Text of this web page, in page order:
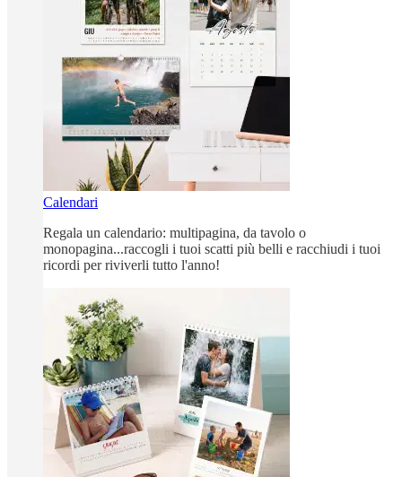
Calendari
Regala un calendario: multipagina, da tavolo o
monopagina...raccogli i tuoi scatti più belli e racchiudi i tuoi
ricordi per riviverli tutto l'anno!